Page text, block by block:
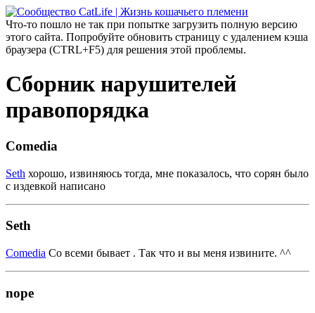
Что-то пошло не так при попытке загрузить полную версию
этого сайта. Попробуйте обновить страницу с удалением кэша
браузера (CTRL+F5) для решения этой проблемы.
Сборник нарушителей
правопорядка
Comedia
Seth хорошо, извиняюсь тогда, мне показалось, что сорян было
с издевкой написано
Seth
Comedia Со всеми бывает . Так что и вы меня извините. ^^
nope